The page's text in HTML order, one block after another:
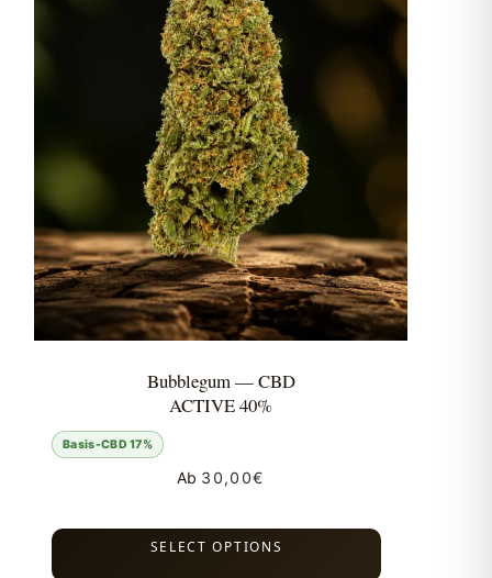
Bubblegum — CBD
ACTIVE 40%
Basis-CBD 17%
Ab 30,00€
SELECT OPTIONS